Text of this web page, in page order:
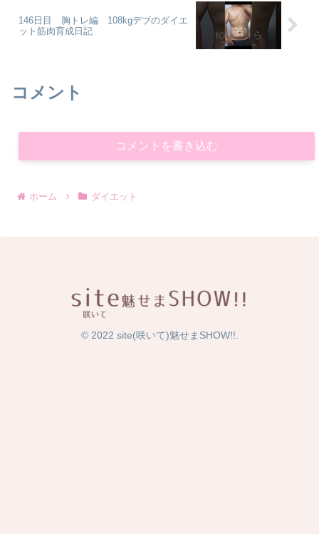
146日目 胸トレ編 108kgデブのダイエ
ット筋肉育成日記
コメント
コメントを書き込む
ホーム ダイエット
© 2022 site(咲いて)魅せまSHOW!!.